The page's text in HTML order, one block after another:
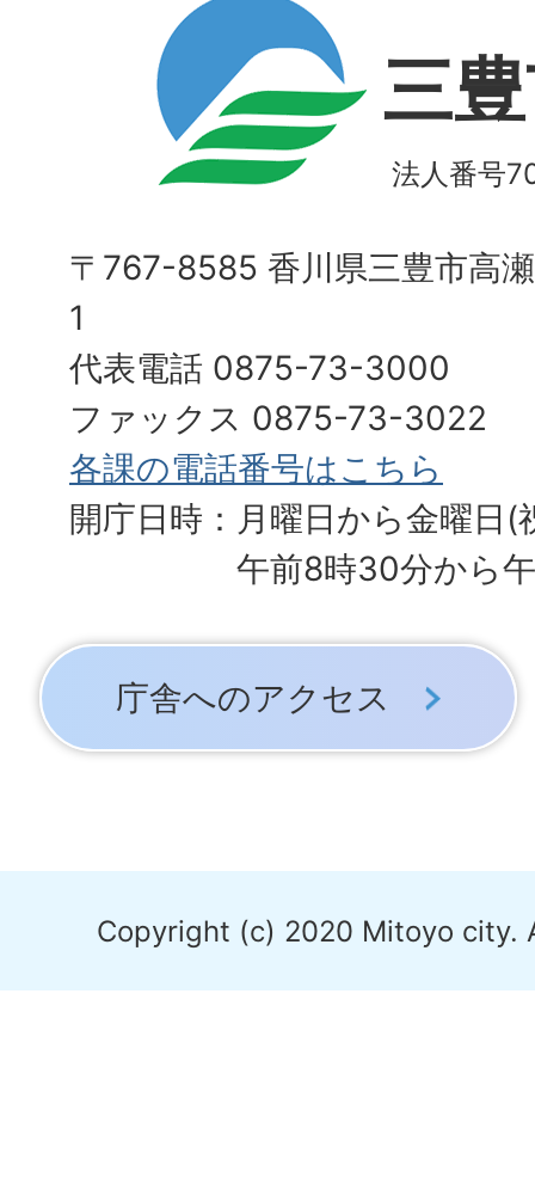
三
法人番号
〒767-8585 香川県三豊市高
1
代表電話 0875-73-3000
ファックス 0875-73-3022
各課の電話番号はこちら
開庁日時：月曜日から金曜日(
午前8時30分から
庁舎へのアクセス
Copyright (c) 2020 Mitoyo city.